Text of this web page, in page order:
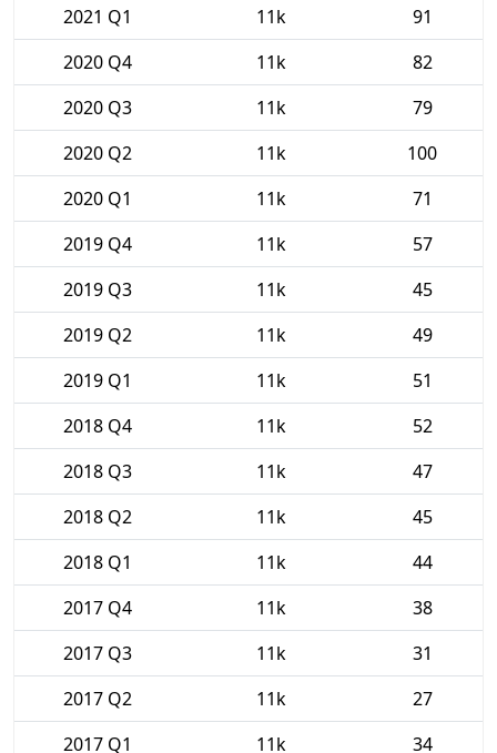
2021 Q1
11k
91
2020 Q4
11k
82
2020 Q3
11k
79
2020 Q2
11k
100
2020 Q1
11k
71
2019 Q4
11k
57
2019 Q3
11k
45
2019 Q2
11k
49
2019 Q1
11k
51
2018 Q4
11k
52
2018 Q3
11k
47
2018 Q2
11k
45
2018 Q1
11k
44
2017 Q4
11k
38
2017 Q3
11k
31
2017 Q2
11k
27
2017 Q1
11k 34